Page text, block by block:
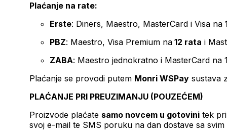
Plaćanje na rate:
Erste: Diners, Maestro, MasterCard i Visa na
PBZ: Maestro, Visa Premium na 12 rata i
ZABA: Maestro jednokratno i MasterCard na
Plaćanje se provodi putem Monri WSPay sustava
PLAĆANJE PRI PREUZIMANJU (POUZEĆEM)
Proizvode plaćate samo novcem u gotovini tek
svoj e-mail te SMS poruku na dan dostave sa svim